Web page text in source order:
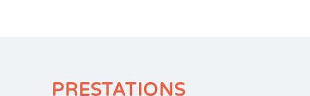
PRESTATIONS